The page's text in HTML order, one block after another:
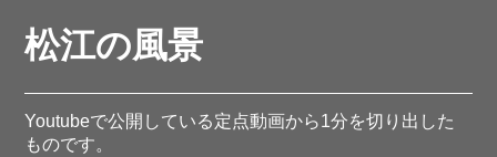
松江の風景
Youtubeで公開している定点動画から1分を切り出した
ものです。